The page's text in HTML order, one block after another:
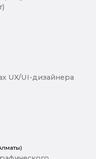
UX/UI-дизайнера